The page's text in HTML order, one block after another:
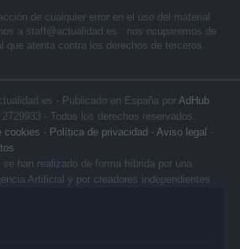
de cualquier error en el uso del material
a staff@actualidad.es : nos ocuparemos de
que atenta contra los derechos de terceros.
- Publicado en España por AdHub
- Todos los derechos reservados.
cookies - Política de privacidad - Aviso legal -
han realizado de forma híbrida por una
Artificial y por creadores independientes